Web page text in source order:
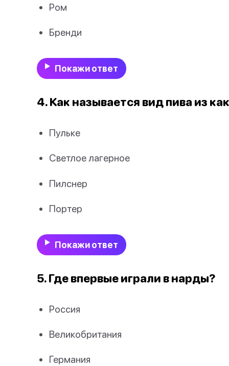
Ром
Бренди
Покажи ответ
4. Как называется вид пива из
Пульке
Светлое лагерное
Пилснер
Портер
Покажи ответ
5. Где впервые играли в нарды?
Россия
Великобритания
Германия